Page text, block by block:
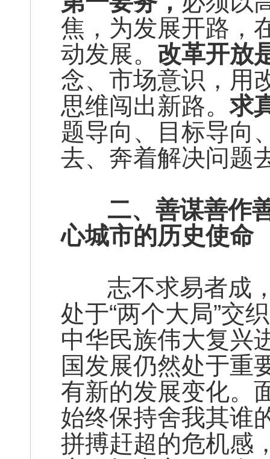
焦，为发展开路，
动发展。 改革开放
念、市场意识，用
思维闯出新路。求
题导向、目标导向
去、奔着解决问题
二、善谋善作善
心城市的历史使命
志不求易者成，
处于“两个大局”交
中华民族伟大复兴
国发展仍然处于重
有新的发展变化。
始终保持舍我其谁
拼搏赶超的危机感